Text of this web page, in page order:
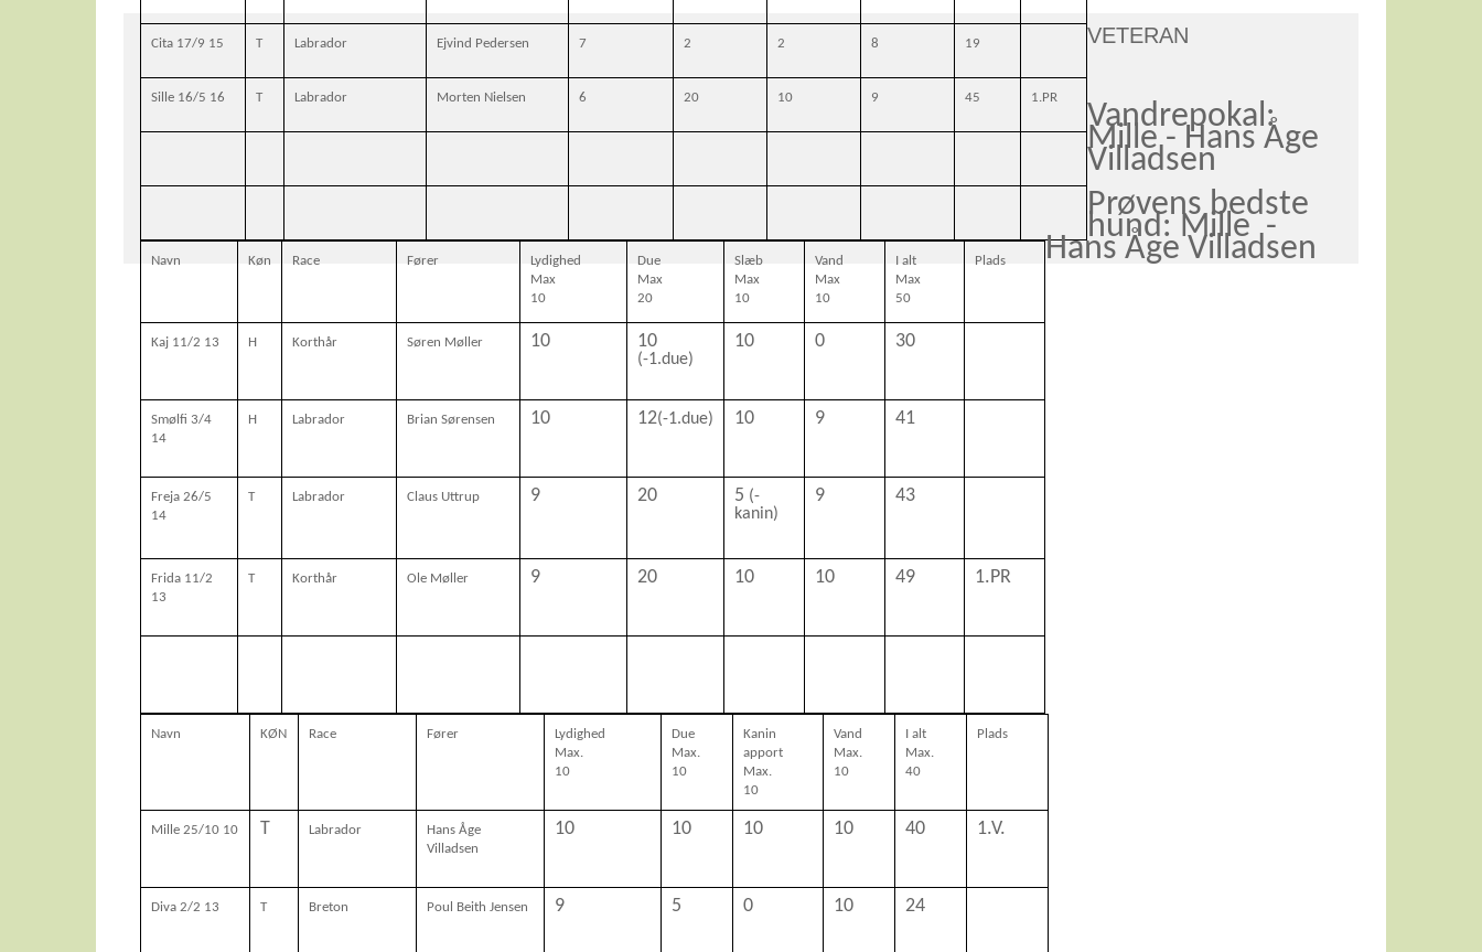
Cita 17/9 15 T Labrador Ejvind Pedersen 7 2 2 8 19
Sille 16/5 16 T Labrador Morten Nielsen 6 20 10 9 45 1.PR
Navn Køn Race Fører
Lydighed
Max
10
Due
Max
20
Slæb
Max
10
Vand
Max
10
I alt
Max
50
Plads
Kaj 11/2 13 H Korthår Søren Møller 10 10
(-1.due)
10 0 30
Smølfi 3/4
14
H Labrador Brian Sørensen 10 12(-1.due) 10 9 41
Freja 26/5
14
T Labrador Claus Uttrup 9 20 5 (-
kanin)
9 43
Frida 11/2
13
T Korthår Ole Møller 9 20 10 10 49 1.PR
VETERAN
Navn KØN Race Fører
Lydighed
Max.
10
Due
Max.
10
Kanin
apport
Max.
10
Vand
Max.
10
I alt
Max.
40
Plads
Mille 25/10 10 T Labrador
Hans Åge
Villadsen
10 10 10 10 40 1.V.
Diva 2/2 13 T Breton Poul Beith Jensen 9 5 0 10 24
Vandrepokal:
Mille - Hans Åge
Villadsen
Prøvens bedste
hund: Mille -
Hans Åge Villadsen